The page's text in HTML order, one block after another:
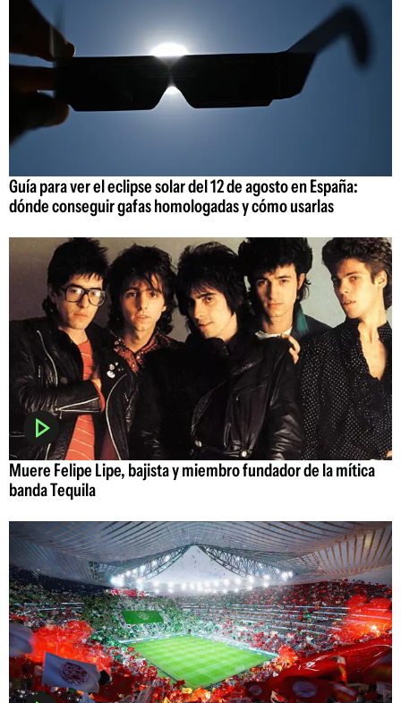
Guía para ver el eclipse solar del 12 de agosto en España:
dónde conseguir gafas homologadas y cómo usarlas
Muere Felipe Lipe, bajista y miembro fundador de la mítica
banda Tequila